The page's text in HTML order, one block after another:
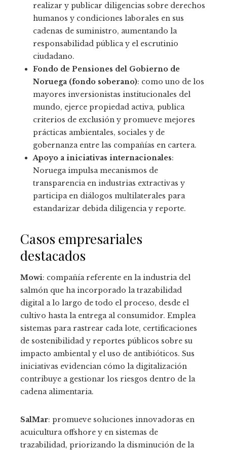
realizar y publicar diligencias sobre derechos
humanos y condiciones laborales en sus
cadenas de suministro, aumentando la
responsabilidad pública y el escrutinio
ciudadano.
Fondo de Pensiones del Gobierno de
Noruega (fondo soberano): como uno de los
mayores inversionistas institucionales del
mundo, ejerce propiedad activa, publica
criterios de exclusión y promueve mejores
prácticas ambientales, sociales y de
gobernanza entre las compañías en cartera.
Apoyo a iniciativas internacionales:
Noruega impulsa mecanismos de
transparencia en industrias extractivas y
participa en diálogos multilaterales para
estandarizar debida diligencia y reporte.
Casos empresariales
destacados
Mowi: compañía referente en la industria del
salmón que ha incorporado la trazabilidad
digital a lo largo de todo el proceso, desde el
cultivo hasta la entrega al consumidor. Emplea
sistemas para rastrear cada lote, certificaciones
de sostenibilidad y reportes públicos sobre su
impacto ambiental y el uso de antibióticos. Sus
iniciativas evidencian cómo la digitalización
contribuye a gestionar los riesgos dentro de la
cadena alimentaria.
SalMar: promueve soluciones innovadoras en
acuicultura offshore y en sistemas de
trazabilidad, priorizando la disminución de la